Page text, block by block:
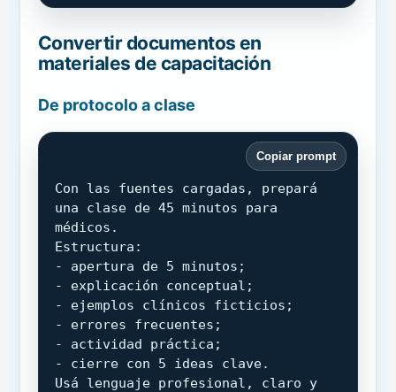
Convertir documentos en
materiales de capacitación
De protocolo a clase
Copiar prompt
Con las fuentes cargadas, prepará
una clase de 45 minutos para
médicos.
Estructura:
- apertura de 5 minutos;
- explicación conceptual;
- ejemplos clínicos ficticios;
- errores frecuentes;
- actividad práctica;
- cierre con 5 ideas clave.
Usá lenguaje profesional, claro y